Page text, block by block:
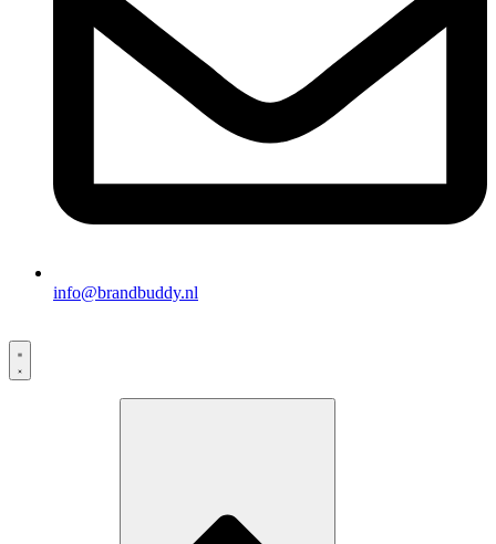
info@brandbuddy.nl